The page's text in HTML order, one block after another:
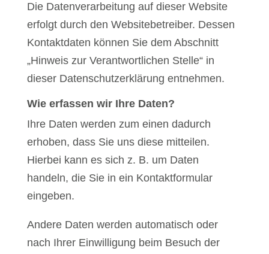
Die Datenverarbeitung auf dieser Website
erfolgt durch den Websitebetreiber. Dessen
Kontaktdaten können Sie dem Abschnitt
„Hinweis zur Verantwortlichen Stelle“ in
dieser Datenschutzerklärung entnehmen.
Wie erfassen wir Ihre Daten?
Ihre Daten werden zum einen dadurch
erhoben, dass Sie uns diese mitteilen.
Hierbei kann es sich z. B. um Daten
handeln, die Sie in ein Kontaktformular
eingeben.
Andere Daten werden automatisch oder
nach Ihrer Einwilligung beim Besuch der